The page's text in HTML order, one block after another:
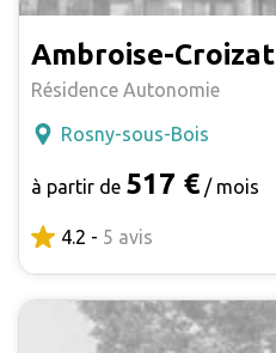
Ambroise-Croizat
Résidence Autonomie
Rosny-sous-Bois
à partir de 517 € / mois
4.2 - 5 avis